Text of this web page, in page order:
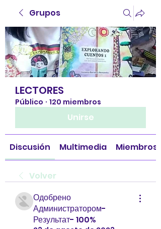
Grupos
LECTORES
Público · 120 miembros
Unirse
Discusión Multimedia Miembros
Volver
Одобрено
Администратором-
Результат- 100%